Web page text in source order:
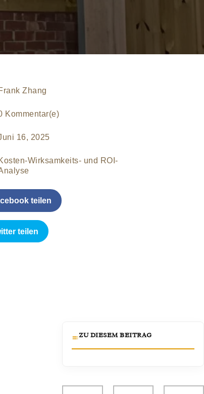
Zhang
Kommentar(e)
16, 2025
Wirksamkeits- und ROI-
teilen
teilen
ZU DIESEM BEITRAG